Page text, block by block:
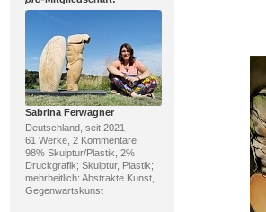
Sabrina Ferwagner
Deutschland, seit 2021
61 Werke, 2 Kommentare
98% Skulptur/Plastik, 2%
Druckgrafik; Skulptur, Plastik;
mehrheitlich: Abstrakte Kunst,
Gegenwartskunst